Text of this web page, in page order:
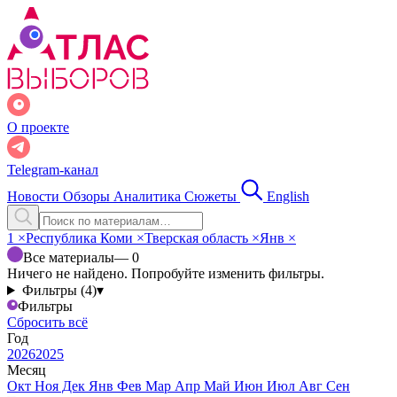
О проекте
Telegram-канал
Новости Обзоры Аналитика Сюжеты English
1 ×Республика Коми ×Тверская область ×Янв ×
Все материалы— 0
Ничего не найдено. Попробуйте изменить фильтры.
Фильтры (4)▾
Фильтры
Сбросить всё
Год
20262025
Месяц
Окт Ноя Дек Янв Фев Мар Апр Май Июн Июл Авг Сен